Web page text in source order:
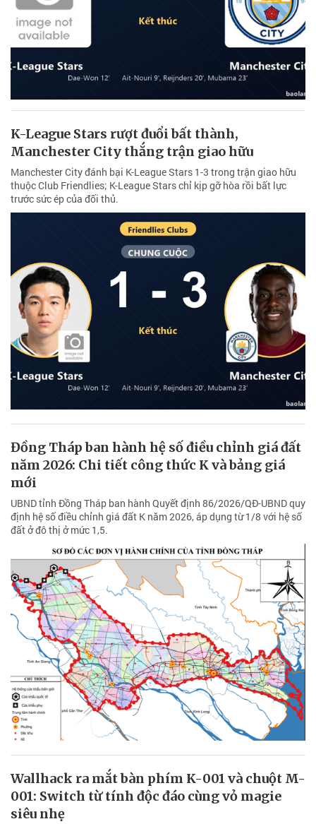
K-League Stars rượt đuổi bất thành,
Manchester City thắng trận giao hữu
Manchester City đánh bại K-League Stars 1-3 trong trận giao hữu
thuộc Club Friendlies; K-League Stars chỉ kịp gỡ hòa rồi bất lực
trước sức ép của đối thủ.
Đồng Tháp ban hành hệ số điều chỉnh giá đất
năm 2026: Chi tiết công thức K và bảng giá
mới
UBND tỉnh Đồng Tháp ban hành Quyết định 86/2026/QĐ-UBND quy
định hệ số điều chỉnh giá đất K năm 2026, áp dụng từ 1/8 với hệ số
đất ở đô thị ở mức 1,5.
Wallhack ra mắt bàn phím K-001 và chuột M-
001: Switch từ tính độc đáo cùng vỏ magie
siêu nhẹ